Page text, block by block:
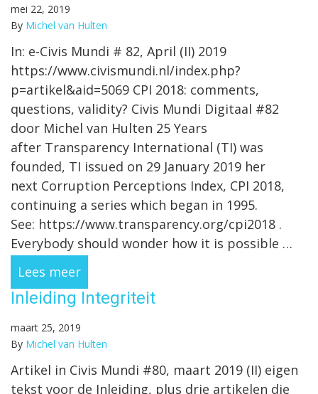
mei 22, 2019
By Michel van Hulten
In: e-Civis Mundi # 82, April (II) 2019
https://www.civismundi.nl/index.php?
p=artikel&aid=5069 CPI 2018: comments,
questions, validity? Civis Mundi Digitaal #82
door Michel van Hulten 25 Years
after Transparency International (TI) was
founded, TI issued on 29 January 2019 her
next Corruption Perceptions Index, CPI 2018,
continuing a series which began in 1995.
See: https://www.transparency.org/cpi2018 .
Everybody should wonder how it is possible …
Lees meer
Inleiding Integriteit
maart 25, 2019
By Michel van Hulten
Artikel in Civis Mundi #80, maart 2019 (II) eigen
tekst voor de Inleiding, plus drie artikelen die